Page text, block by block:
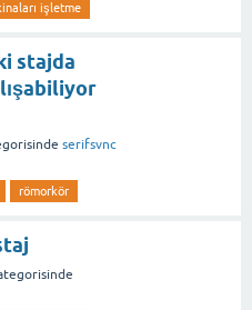
işletme
stajda
serifsvnc
römorkör